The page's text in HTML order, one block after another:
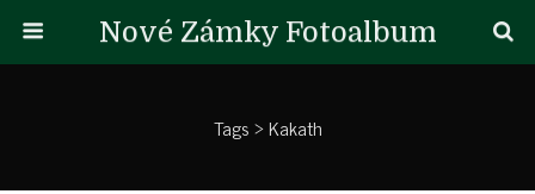
Nové Zámky Fotoalbum
Tags › Kakath